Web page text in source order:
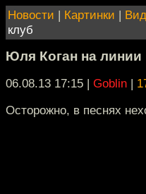
Новости | Картинки |
клуб
Юля Коган на линии
06.08.13 17:15 | Goblin |
Осторожно, в песнях